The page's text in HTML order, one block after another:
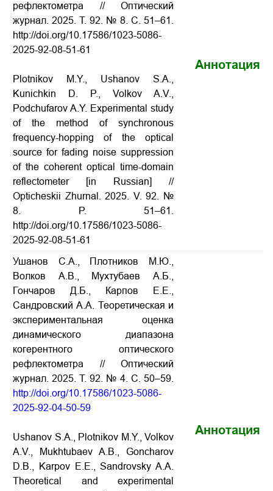
рефлектометра // Оптический
журнал. 2025. Т. 92. № 8. С. 51–61.
http://doi.org/10.17586/1023-5086-
2025-92-08-51-61
Plotnikov M.Y., Ushanov S.A.,
Kunichkin D. P., Volkov A.V.,
Podchufarov A.Y. Experimental study
of the method of synchronous
frequency-hopping of the optical
source for fading noise suppression
of the coherent optical time-domain
reflectometer [in Russian] //
Opticheskii Zhurnal. 2025. V. 92. №
8. P. 51–61.
http://doi.org/10.17586/1023-5086-
2025-92-08-51-61
Аннотация
Ушанов С.А., Плотников М.Ю.,
Волков А.В., Мухтубаев А.Б.,
Гончаров Д.Б., Карпов Е.Е.,
Сандровский А.А. Теоретическая и
экспериментальная оценка
динамического диапазона
когерентного оптического
рефлектометра // Оптический
журнал. 2025. Т. 92. № 4. С. 50–59.
http://doi.org/10.17586/1023-5086-
2025-92-04-50-59
Ushanov S.A., Plotnikov M.Y., Volkov
A.V., Mukhtubaev A.B., Goncharov
D.B., Karpov E.E., Sandrovsky A.A.
Theoretical and experimental
Аннотация